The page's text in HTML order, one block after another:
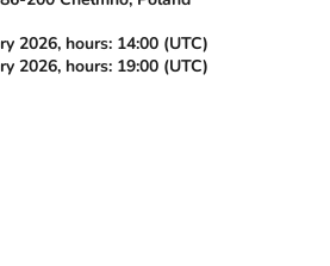
2026, hours: 14:00 (UTC)
2026, hours: 19:00 (UTC)